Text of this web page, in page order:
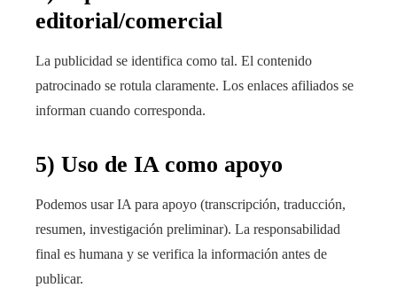
editorial/comercial
La publicidad se identifica como tal. El contenido
patrocinado se rotula claramente. Los enlaces afiliados se
informan cuando corresponda.
5) Uso de IA como apoyo
Podemos usar IA para apoyo (transcripción, traducción,
resumen, investigación preliminar). La responsabilidad
final es humana y se verifica la información antes de
publicar.